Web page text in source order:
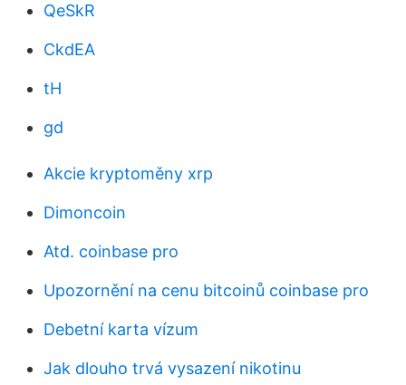
QeSkR
CkdEA
tH
gd
Akcie kryptoměny xrp
Dimoncoin
Atd. coinbase pro
Upozornění na cenu bitcoinů coinbase pro
Debetní karta vízum
Jak dlouho trvá vysazení nikotinu